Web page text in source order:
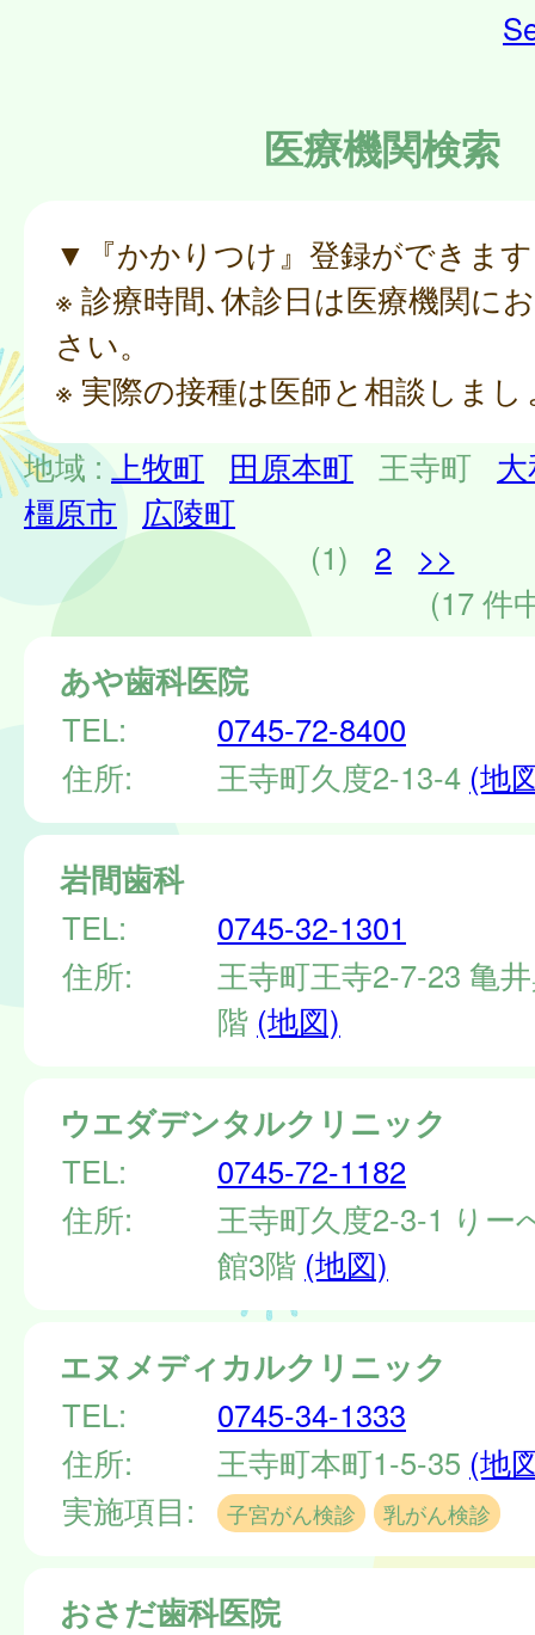
医療機関検索
▼『かかりつけ』登録ができま
※ 診療時間､休診日は医療機関に
さい。
※ 実際の接種は医師と相談しまし
地域 : 上牧町 田原本町 王寺町
橿原市
広陵町
(1)
2
>>
(17 件
あや歯科医院
TEL:
0745-72-8400
住所:
王寺町久度2-13-4 (地
岩間歯科
TEL:
0745-32-1301
住所:
王寺町王寺2-7-23 亀
階 (地図)
ウエダデンタルクリニック
TEL:
0745-72-1182
住所:
王寺町久度2-3-1 りー
館3階 (地図)
エヌメディカルクリニック
TEL:
0745-34-1333
住所:
王寺町本町1-5-35 (地
実施項目:
子宮がん検診 乳がん検診
おさだ歯科医院